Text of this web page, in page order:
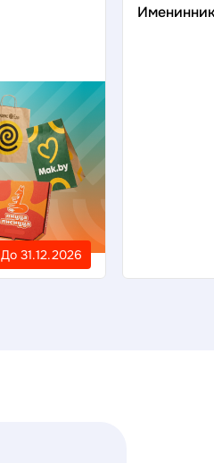
До 31.12.2026